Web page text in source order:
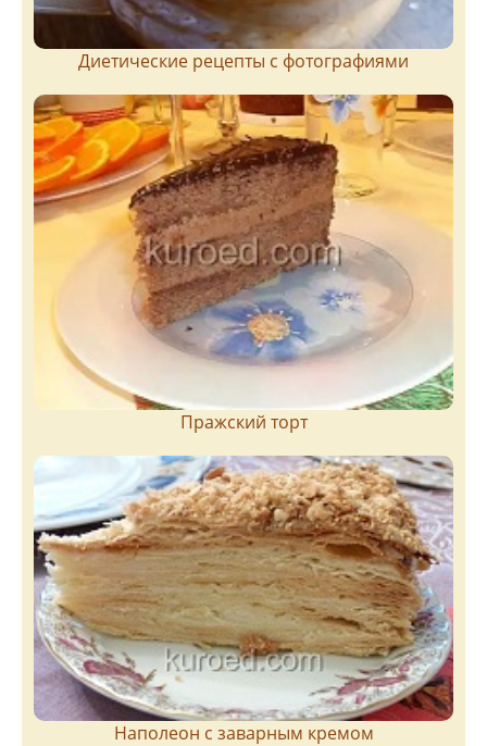
Диетические рецепты с фотографиями
Пражский торт
Наполеон с заварным кремом